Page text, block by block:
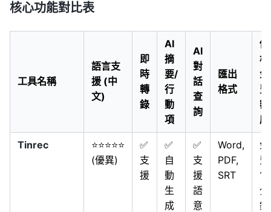
核心功能對比表
工具名稱
語言支
援 (中
文)
即
時
轉
錄
AI
摘
要/
行
動
項
AI
對
話
查
詢
匯出
格式
價
免
費
額
度
Tinrec
⭐⭐⭐⭐⭐
(優異)
✅
支
援
✅
自
動
生
成
✅
支
援
語
意
Word,
PDF,
SRT
免
費
分